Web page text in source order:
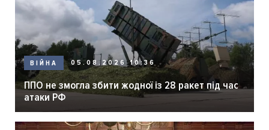
ВІЙНА 05.08.2026 10:36
ППО не змогла збити жодної із 28 ракет під час
атаки РФ